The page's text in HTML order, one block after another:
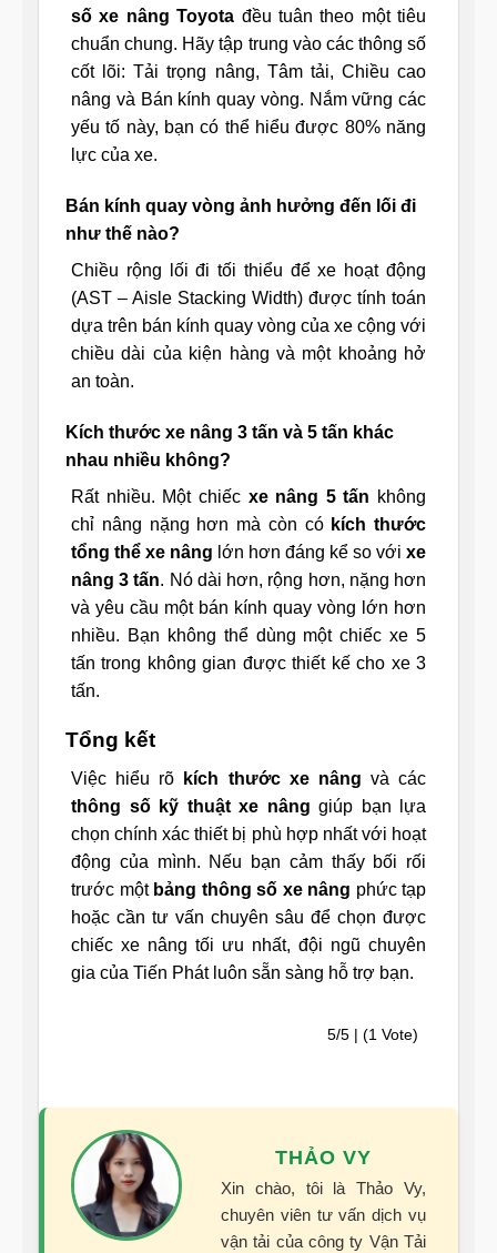
số xe nâng Toyota đều tuân theo một tiêu
chuẩn chung. Hãy tập trung vào các thông số
cốt lõi: Tải trọng nâng, Tâm tải, Chiều cao
nâng và Bán kính quay vòng. Nắm vững các
yếu tố này, bạn có thể hiểu được 80% năng
lực của xe.
Bán kính quay vòng ảnh hưởng đến lối đi
như thế nào?
Chiều rộng lối đi tối thiểu để xe hoạt động
(AST – Aisle Stacking Width) được tính toán
dựa trên bán kính quay vòng của xe cộng với
chiều dài của kiện hàng và một khoảng hở
an toàn.
Kích thước xe nâng 3 tấn và 5 tấn khác
nhau nhiều không?
Rất nhiều. Một chiếc xe nâng 5 tấn không
chỉ nâng nặng hơn mà còn có kích thước
tổng thể xe nâng lớn hơn đáng kể so với xe
nâng 3 tấn. Nó dài hơn, rộng hơn, nặng hơn
và yêu cầu một bán kính quay vòng lớn hơn
nhiều. Bạn không thể dùng một chiếc xe 5
tấn trong không gian được thiết kế cho xe 3
tấn.
Tổng kết
Việc hiểu rõ kích thước xe nâng và các
thông số kỹ thuật xe nâng giúp bạn lựa
chọn chính xác thiết bị phù hợp nhất với hoạt
động của mình. Nếu bạn cảm thấy bối rối
trước một bảng thông số xe nâng phức tạp
hoặc cần tư vấn chuyên sâu để chọn được
chiếc xe nâng tối ưu nhất, đội ngũ chuyên
gia của Tiến Phát luôn sẵn sàng hỗ trợ bạn.
5/5 | (1 Vote)
THẢO VY
Xin chào, tôi là Thảo Vy,
chuyên viên tư vấn dịch vụ
vận tải của công ty Vận Tải